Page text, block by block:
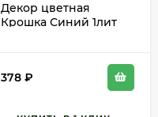
Декор цветная
Крошка Синий 1лит
378 ₽